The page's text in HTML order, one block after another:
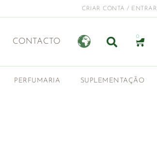
CRIAR CONTA / ENTRAR
CONTACTO
0
PERFUMARIA SUPLEMENTAÇÃO